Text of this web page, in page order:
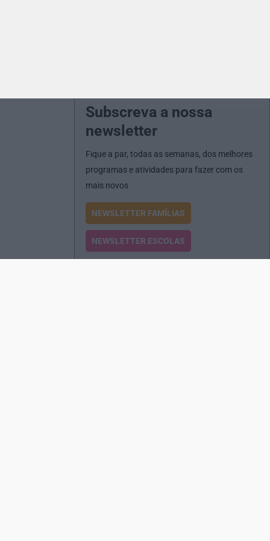
Subscreva a nossa
newsletter
Fique a par, todas as semanas, dos melhores
programas e atividades para fazer com os
mais novos
NEWSLETTER FAMÍLIAS
NEWSLETTER ESCOLAS